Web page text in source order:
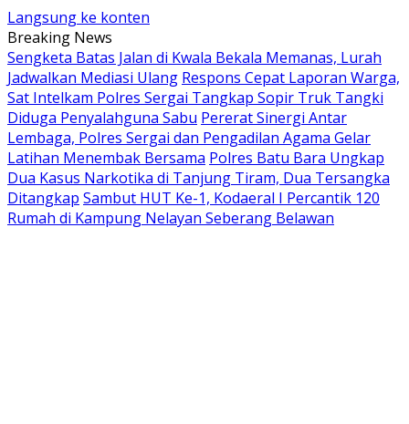
Langsung ke konten
Breaking News
Sengketa Batas Jalan di Kwala Bekala Memanas, Lurah
Jadwalkan Mediasi Ulang Respons Cepat Laporan Warga,
Sat Intelkam Polres Sergai Tangkap Sopir Truk Tangki
Diduga Penyalahguna Sabu Pererat Sinergi Antar
Lembaga, Polres Sergai dan Pengadilan Agama Gelar
Latihan Menembak Bersama Polres Batu Bara Ungkap
Dua Kasus Narkotika di Tanjung Tiram, Dua Tersangka
Ditangkap Sambut HUT Ke-1, Kodaeral I Percantik 120
Rumah di Kampung Nelayan Seberang Belawan